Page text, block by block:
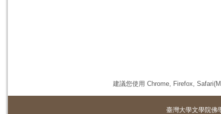
建議您使用 Chrome, Firefox,
臺灣大學文學院佛